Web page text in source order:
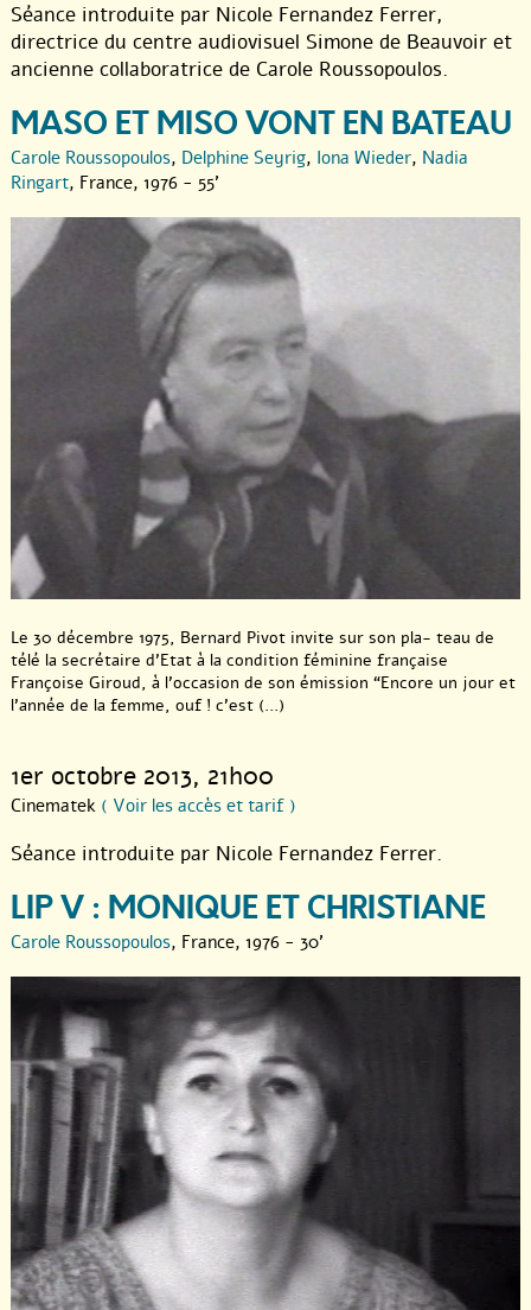
Séance introduite par Nicole Fernandez Ferrer,
directrice du centre audiovisuel Simone de Beauvoir et
ancienne collaboratrice de Carole Roussopoulos.
MASO ET MISO VONT EN BATEAU
Carole Roussopoulos, Delphine Seyrig, Iona Wieder, Nadia
Ringart, France, 1976 - 55'
Le 30 décembre 1975, Bernard Pivot invite sur son pla- teau de
télé la secrétaire d’Etat à la condition féminine française
Françoise Giroud, à l’occasion de son émission “Encore un jour et
l’année de la femme, ouf ! c’est (...)
1er octobre 2013, 21h00
Cinematek ( Voir les accès et tarif )
Séance introduite par Nicole Fernandez Ferrer.
LIP V : MONIQUE ET CHRISTIANE
Carole Roussopoulos, France, 1976 - 30'